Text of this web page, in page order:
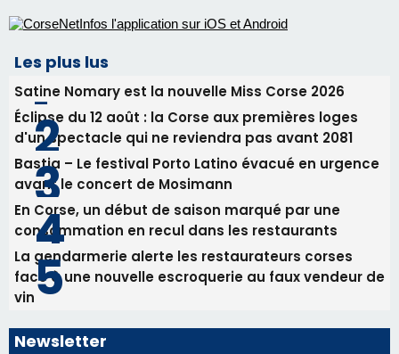
Tennis - Début ce week-end du tournoi du
RCPV
31/07/2026 08:22
82ème anniversaire de la disparition du
Commandant Antoine de Saint Exupery
Les plus lus
Satine Nomary est la nouvelle Miss Corse 2026
Éclipse du 12 août : la Corse aux premières loges
d'un spectacle qui ne reviendra pas avant 2081
Bastia – Le festival Porto Latino évacué en urgence
avant le concert de Mosimann